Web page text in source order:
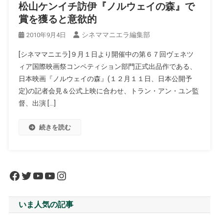
松山ケンイチ訪伊『ノルウェイの森』で
賞を獲ると意欲的
2010年9月4日 シネママニエラ編集部
[シネママニエラ]９月１日より開催中の第６７回ヴェネツ
ィア国際映画祭コンペティション部門正式出品作である、
日本映画『ノルウェイの森』(１２月１１日、日本公開予
定)の記者会見＆公式上映に合わせ、トラン・アン・ユン監
督、出演 […]
続きを読む
Facebook
Twitter
YouTube
YouTube
Instagram
いま人気の記事